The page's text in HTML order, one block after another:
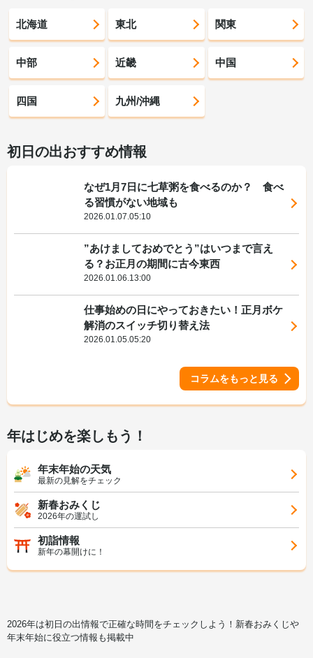
北海道 東北 関東
中部 近畿 中国
四国 九州/沖縄
初日の出おすすめ情報
なぜ1月7日に七草粥を食べるのか？ 食べ
る習慣がない地域も
2026.01.07.05:10
”あけましておめでとう”はいつまで言え
る？お正月の期間に古今東西
2026.01.06.13:00
仕事始めの日にやっておきたい！正月ボケ
解消のスイッチ切り替え法
2026.01.05.05:20
コラムをもっと見る
年はじめを楽しもう！
年末年始の天気
最新の見解をチェック
新春おみくじ
2026年の運試し
初詣情報
新年の幕開けに！
2026年は初日の出情報で正確な時間をチェックしよう！新春おみくじや
年末年始に役立つ情報も掲載中